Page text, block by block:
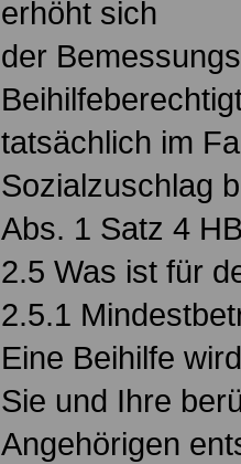
erhöht sich
der
tatsächlich im
Sozialzuschlag
Abs. 1 Satz 4
2.5 Was ist für
2.5.1
Eine Beihilfe
Sie und Ihre
Angehörigen